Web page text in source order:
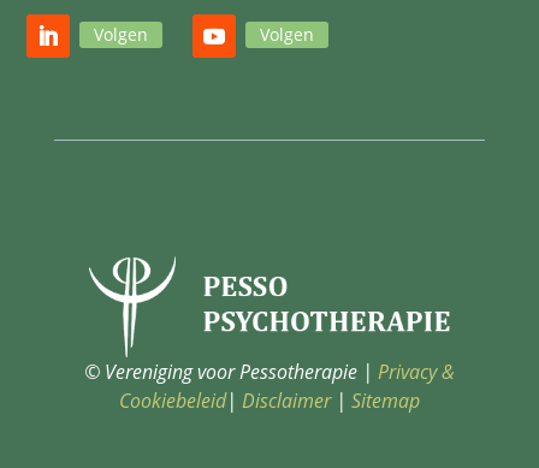
Volgen Volgen
© Vereniging voor Pessotherapie | Privacy &
Cookiebeleid| Disclaimer| Sitemap